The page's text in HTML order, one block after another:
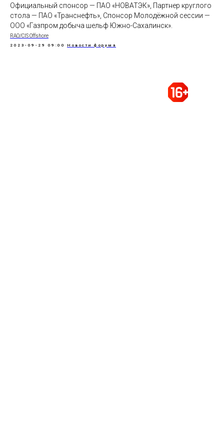
Официальный спонсор — ПАО «НОВАТЭК», Партнер круглого
стола — ПАО «Транснефть», Спонсор Молодёжной сессии —
ООО «Газпром добыча шельф Южно-Сахалинск».
RAO/CIS Offshore
2023-09-29 09:00 Новости форума